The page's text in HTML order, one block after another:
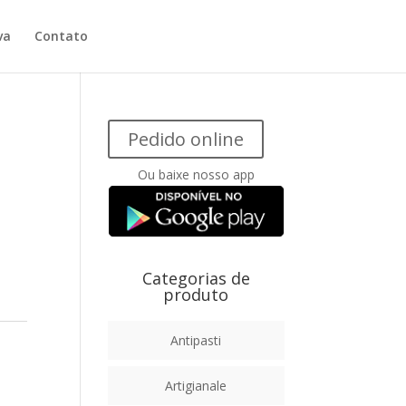
Contato
Pedido online
Ou baixe nosso app
Categorias de
produto
Antipasti
Artigianale